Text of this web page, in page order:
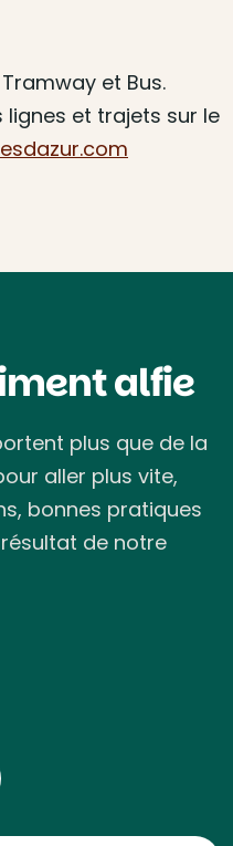
et Bus.
lignes et trajets sur le
alfie
plus que de la
aller plus vite,
bonnes pratiques
de notre